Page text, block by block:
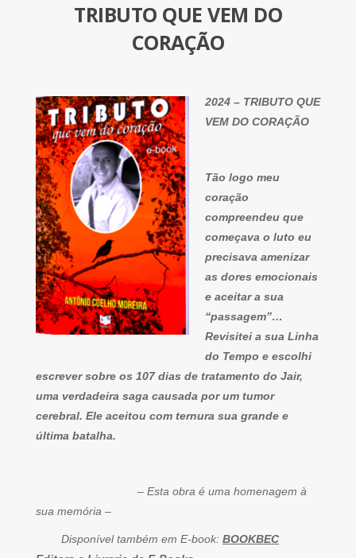
TRIBUTO QUE VEM DO
CORAÇÃO
2024 – TRIBUTO QUE
VEM DO CORAÇÃO
Tão logo meu
coração
compreendeu que
começava o luto eu
precisava amenizar
as dores emocionais
e aceitar a sua
“passagem”…
Revisitei a sua Linha
do Tempo e escolhi
escrever sobre os 107 dias de tratamento do Jair,
uma verdadeira saga causada por um tumor
cerebral. Ele aceitou com ternura sua grande e
última batalha.
– Esta obra é uma homenagem à
sua memória –
Disponível também em E-book: BOOKBEC